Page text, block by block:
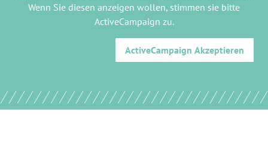
Wenn Sie diesen anzeigen wollen, stimmen sie bitte
ActiveCampaign zu.
ActiveCampaign Akzeptieren